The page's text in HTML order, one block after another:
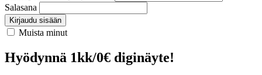
Salasana
Kirjaudu sisään
Muista minut
Hyödynnä 1kk/0€ diginäyte!